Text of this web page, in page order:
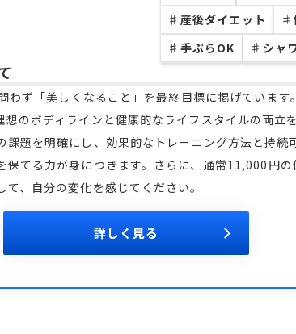
♯ 産後ダイエット ♯
♯ 手ぶらOK ♯ シャ
わず「美しくなること」を最終目標に掲げています
想のボディラインと健康的なライフスタイルの両立
課題を明確にし、効果的なトレーニング方法と持続
保てる力が身につきます。さらに、通常11,000円
、自分の変化を感じてください。
詳しく見る